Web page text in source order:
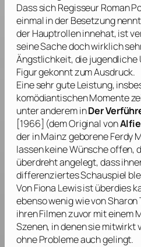
Dass sich RegisseurRoman
einmal in der Besetzung
der Hauptrollen innehat, ist
seine Sache doch wirklich
Ängstlichkeit, die
Figur gekonnt zum Ausdruck.
Eine sehr gute Leistung,
komödiantischen Momente
unter anderem inDer
[1966] (dem Original vonAlfie
der in Mainz geboreneFerdy
lassen keine Wünsche offen,
überdreht angelegt, dass
differenziertes Schauspiel
VonFiona Lewisist überdies
ebenso wenig wie vonSharon
ihren Filmen zuvor mit einem
Szenen, in denen sie mitwirkt
ohne Probleme auch gelingt.